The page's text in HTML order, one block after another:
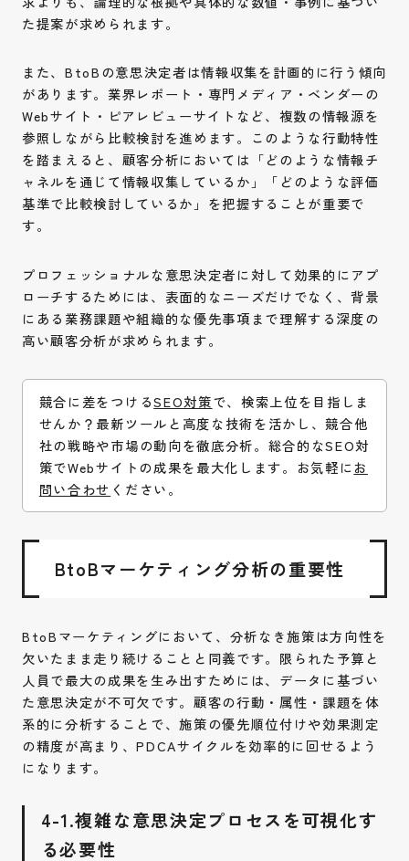
た提案が求められます。
また、BtoBの意思決定者は情報収集を計画的に行う傾向
があります。業界レポート・専門メディア・ベンダーの
Webサイト・ピアレビューサイトなど、複数の情報源を
参照しながら比較検討を進めます。このような行動特性
を踏まえると、顧客分析においては「どのような情報チ
ャネルを通じて情報収集しているか」「どのような評価
基準で比較検討しているか」を把握することが重要で
す。
プロフェッショナルな意思決定者に対して効果的にアプ
ローチするためには、表面的なニーズだけでなく、背景
にある業務課題や組織的な優先事項まで理解する深度の
高い顧客分析が求められます。
競合に差をつけるSEO対策で、検索上位を目指しま
せんか？最新ツールと高度な技術を活かし、競合他
社の戦略や市場の動向を徹底分析。総合的なSEO対
策でWebサイトの成果を最大化します。お気軽にお
問い合わせ ください。
BtoBマーケティング分析の重要性
BtoBマーケティングにおいて、分析なき施策は方向性を
欠いたまま走り続けることと同義です。限られた予算と
人員で最大の成果を生み出すためには、データに基づい
た意思決定が不可欠です。顧客の行動・属性・課題を体
系的に分析することで、施策の優先順位付けや効果測定
の精度が高まり、PDCAサイクルを効率的に回せるよう
になります。
4-1.複雑な意思決定プロセスを可視化す
る必要性